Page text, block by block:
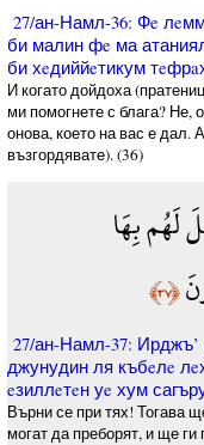
27/ан-Намл-36: Фe
би малин фe ма
би хeдиййeтикум
И когато дойдоха
ми помогнете с блага? Не,
онова, което на вас е дал.
възгордявате). (36)
لَهُم بِهَا
﴿٣٧﴾
27/ан-Намл-37: Ирджъ’
джунудин ля къбeлe
eзиллeтeн уe хум
Върни се при тях! Тогава
могат да преборят, и ще